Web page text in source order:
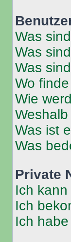
Was
Was
Was
Wo
Wie
Was ist
Was
Private
Ich
Ich
Ich